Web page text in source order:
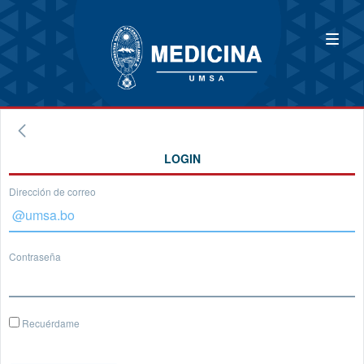
LOGIN
Dirección de correo
Contraseña
Recuérdame